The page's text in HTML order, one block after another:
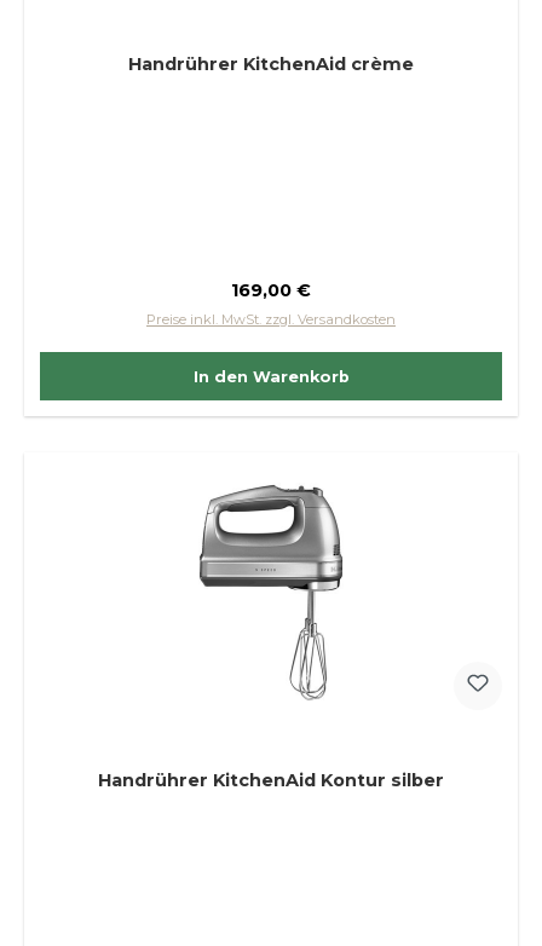
Handrührer KitchenAid crème
Regulärer Preis:
169,00 €
Preise inkl. MwSt. zzgl. Versandkosten
In den Warenkorb
Handrührer KitchenAid Kontur silber